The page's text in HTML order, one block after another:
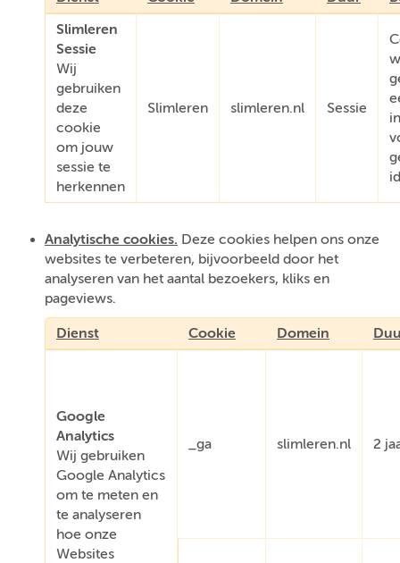
Slimleren
Sessie
Wij
gebruiken
deze
cookie
om jouw
sessie te
herkennen
Slimleren slimleren.nl Sessie
Analytische cookies. Deze cookies helpen ons onze
websites te verbeteren, bijvoorbeeld door het
analyseren van het aantal bezoekers, kliks en
pageviews.
Dienst Cookie Domein
Google
Analytics
Wij gebruiken
Google Analytics
om te meten en
te analyseren
hoe onze
Websites
_ga slimleren.nl 2